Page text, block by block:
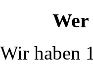
Wir haben